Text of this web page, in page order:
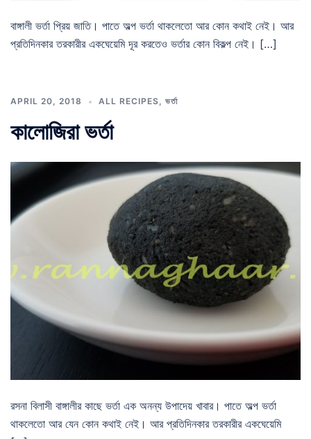
বাঙ্গালী ভর্তা প্রিয় জাতি। পাতে অল্প ভর্তা থাকলেতো আর কোন কথাই নেই। আর
প্রতিদিনকার তরকারীর একঘেয়েমি দূর করতেও ভর্তার কোন বিকল্প নেই। […]
APRIL 20, 2018 ALL RECIPES, ভর্তা
কালোজিরা ভর্তা
রসনা বিলাসী বাঙ্গালীর কাছে ভর্তা এক অনন্য উপাদেয় খাবার। পাতে অল্প ভর্তা
থাকলেতো আর যেন কোন কথাই নেই। আর প্রতিদিনকার তরকারীর একঘেয়েমি